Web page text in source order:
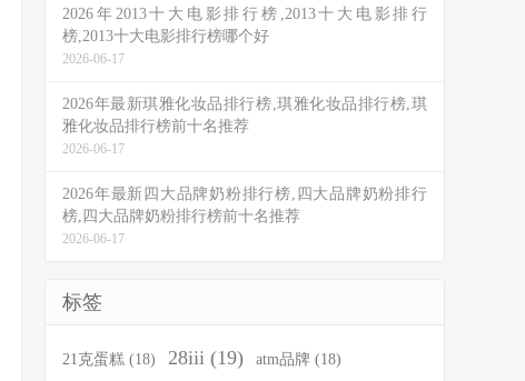
2026年2013十大电影排行榜,2013十大电影排行
榜,2013十大电影排行榜哪个好
2026-06-17
2026年最新琪雅化妆品排行榜,琪雅化妆品排行榜,琪
雅化妆品排行榜前十名推荐
2026-06-17
2026年最新四大品牌奶粉排行榜,四大品牌奶粉排行
榜,四大品牌奶粉排行榜前十名推荐
2026-06-17
标签
21克蛋糕 (18) 28iii (19) atm品牌 (18)